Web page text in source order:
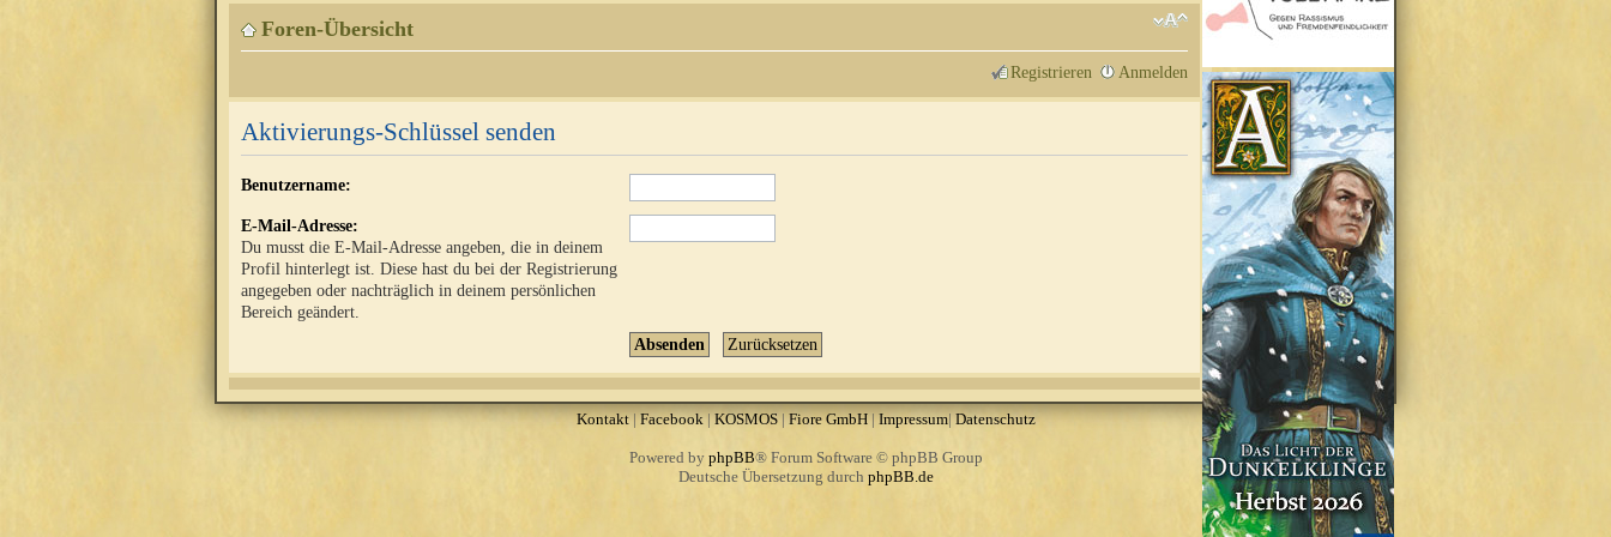
Foren-Übersicht
Registrieren Anmelden
Aktivierungs-Schlüssel senden
Benutzername:
E-Mail-Adresse:
Du musst die E-Mail-Adresse angeben, die in deinem
Profil hinterlegt ist. Diese hast du bei der Registrierung
angegeben oder nachträglich in deinem persönlichen
Bereich geändert.
Kontakt|Facebook | KOSMOS| Fiore GmbH| Impressum| Datenschutz
Powered by phpBB® Forum Software © phpBB Group
Deutsche Übersetzung durch phpBB.de